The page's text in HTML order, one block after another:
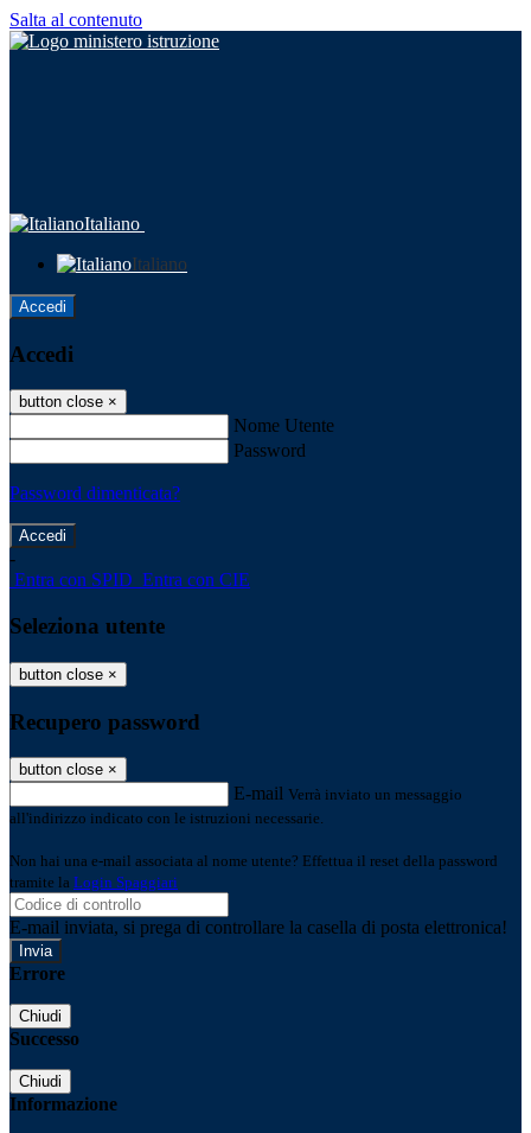
Salta al contenuto
Italiano
Italiano
Accedi
Accedi
button close ×
Nome Utente
Password
Password dimenticata?
-
Entra con SPID Entra con CIE
Seleziona utente
button close ×
Recupero password
button close ×
E-mail Verrà inviato un messaggio
all'indirizzo indicato con le istruzioni necessarie.
Non hai una e-mail associata al nome utente? Effettua il reset della password
tramite la Login Spaggiari
E-mail inviata, si prega di controllare la casella di posta elettronica!
Errore
Chiudi
Successo
Chiudi
Informazione